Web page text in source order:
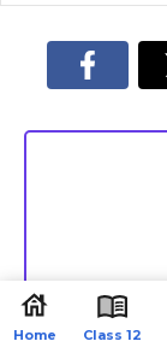
Home Class 12